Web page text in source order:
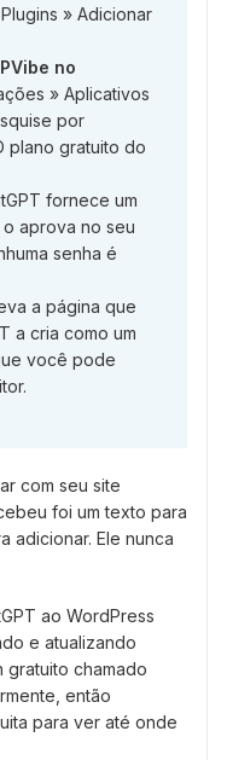
» Adicionar
no
» Aplicativos
por
plano gratuito do
fornece um
aprova no seu
senha é
a página que
a cria como um
você pode
com seu site
foi um texto para
adicionar. Ele nunca
ao WordPress
e atualizando
gratuito chamado
então
para ver até onde